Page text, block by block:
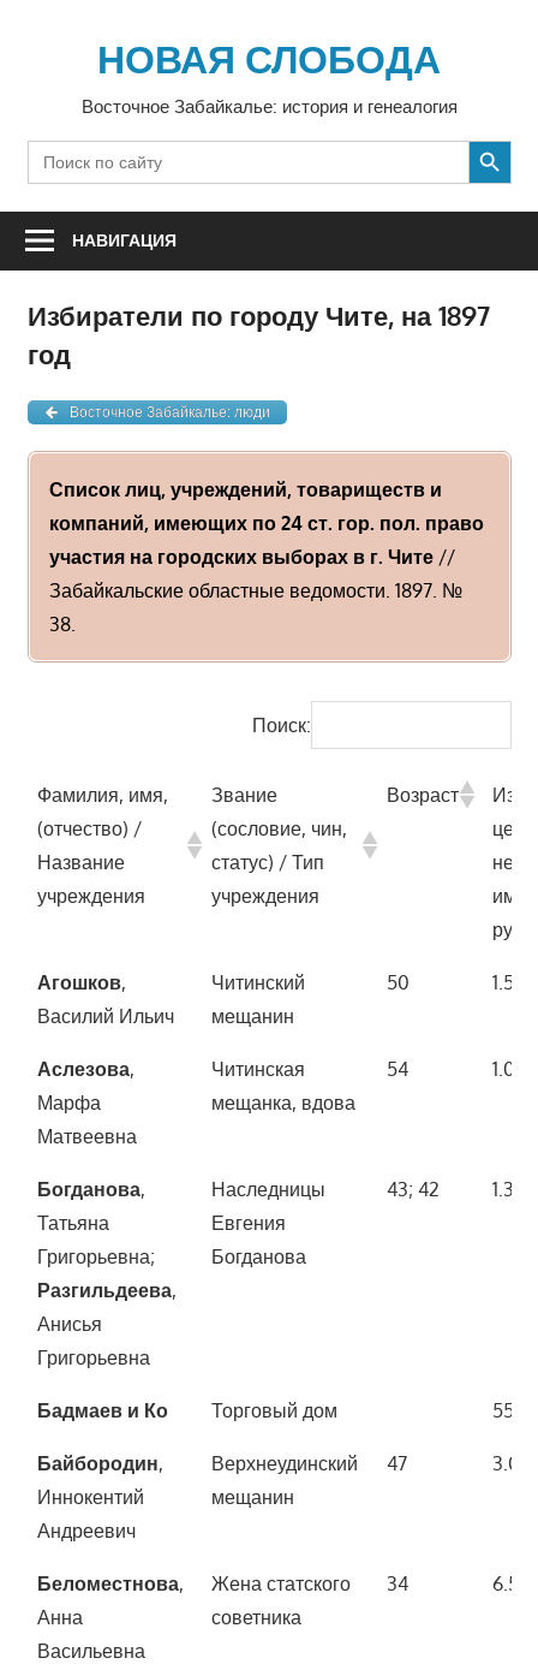
содержимомуНОВАЯ СЛОБОДА
Восточное Забайкалье: история и генеалогия
Search
for:
SEARCH BUTTON
НАВИГАЦИЯ
Избиратели по городу Чите, на 1897
год
Восточное Забайкалье: люди
Список лиц, учреждений, товариществ и
компаний, имеющих по 24 ст. гор. пол. право
участия на городских выборах в г. Чите//
Забайкальские областные ведомости. 1897. №
38.
Поиск:
Фамилия, имя,
(отчество) /
Название
учреждения
Звание
(сословие, чин,
статус) / Тип
учреждения
Возраст
Фамилия, имя,
(отчество) /
учреждения
Звание
(сословие, чин,
учреждения
Возраст
Агошков,
Василий Ильич
Читинский
мещанин
50 1.500
Аслезова,
Марфа
Матвеевна
Читинская
мещанка, вдова
54 1.000
Богданова,
Татьяна
Григорьевна;
Разгильдеева,
Анисья
Григорьевна
Наследницы
Евгения
Богданова
43; 42 1.300
Бадмаев и Ко Торговый дом
Байбородин,
Иннокентий
Андреевич
Верхнеудинский
мещанин
47
Беломестнова,
Анна
Васильевна
Жена статского
советника
34